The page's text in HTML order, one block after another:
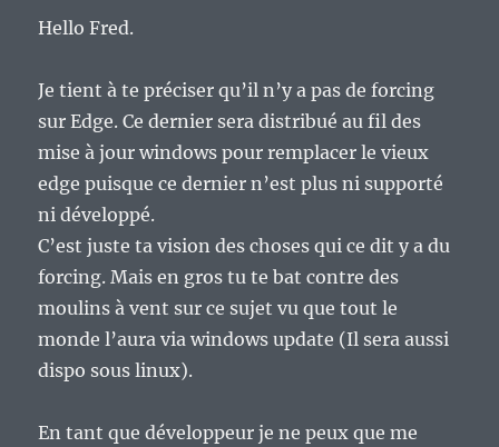
Hello Fred.
Je tient à te préciser qu’il n’y a pas de forcing
sur Edge. Ce dernier sera distribué au fil des
mise à jour windows pour remplacer le vieux
edge puisque ce dernier n’est plus ni supporté
ni développé.
C’est juste ta vision des choses qui ce dit y a du
forcing. Mais en gros tu te bat contre des
moulins à vent sur ce sujet vu que tout le
monde l’aura via windows update (Il sera aussi
dispo sous linux).
En tant que développeur je ne peux que me